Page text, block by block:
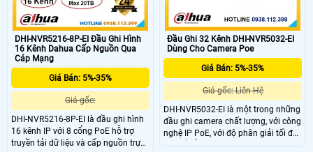
DHI-NVR5216-8P-EI Đầu Ghi Hình
16 Kênh Dahua Cấp Nguồn Qua
Cáp Mạng
Giá Bán: 5%-35%
Giá gốc:
DHI-NVR5216-8P-EI là đầu ghi hình
16 kênh IP với 8 cổng PoE hỗ trợ
truyền tải dữ liệu và cấp nguồn trực
Đầu Ghi 32 Kênh DHI-NVR5032-EI
Dùng Cho Camera Poe
Giá Bán: 5%-35%
Giá gốc: Liên Hệ
DHI-NVR5032-EI là một trong những
đầu ghi camera chất lượng, với công
nghệ IP PoE, với độ phân giải tối đa
có thể hỗ trợ lên đến 32MP và băng